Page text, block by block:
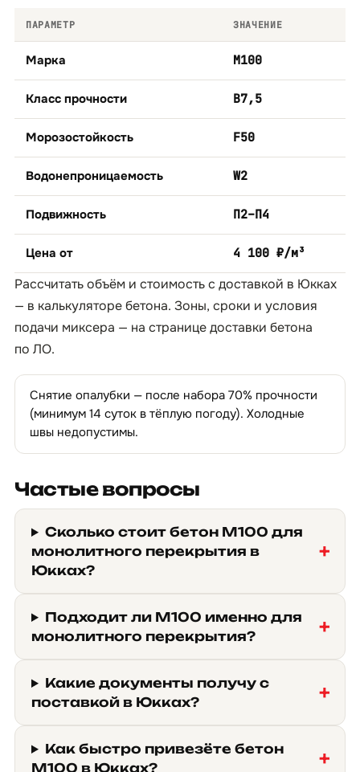
ПАРАМЕТР ЗНАЧЕНИЕ
Марка М100
Класс прочности B7,5
Морозостойкость F50
Водонепроницаемость W2
Подвижность П2–П4
Цена от 4 100 ₽/м³
Рассчитать объём и стоимость с доставкой в Юкках
— в калькуляторе бетона. Зоны, сроки и условия
подачи миксера — на страницедоставки бетона
по ЛО.
Снятие опалубки — после набора 70% прочности
(минимум 14 суток в тёплую погоду). Холодные
швы недопустимы.
Частые вопросы
Сколько стоит бетон М100 для
монолитного перекрытия в
Юкках?
Подходит ли М100 именно для
монолитного перекрытия?
Какие документы получу с
поставкой в Юкках?
Как быстро привезёте бетон
М100 в Юкках?